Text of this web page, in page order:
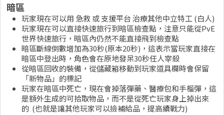
暗區
玩家現在可以用 急救 或 支援平台 治療其他中立特工 (白人)
玩家現在可以直接快速旅行到暗區檢查點，注意只能從PvE
世界快速旅行，暗區內仍然不能直接飛到檢查點
暗區斷線倒數增加為30秒(原本20秒)，這表示當玩家直接在
暗區中登出時，角色會在原地發呆30秒任人宰殺
從暗區回收的裝備，從儲藏箱移動到玩家道具欄時會保留
「新物品」的標記
玩家在暗區中死亡，現在會掉落彈藥、醫療包和手榴彈，這
是額外生成的可拾取物品，而不是從死亡玩家身上掉出來
的 (也就是讓其他玩家可以撿補給品，提高續戰力)